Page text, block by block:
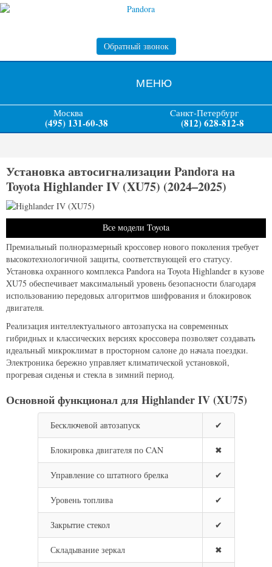
Обратный звонок
МЕНЮ
Москва
(495) 131-60-38
Cанкт-Петербург
(812) 628-812-8
Установка автосигнализации Pandora на
Toyota Highlander IV (XU75) (2024–2025)
Все модели Toyota
Премиальный полноразмерный кроссовер нового поколения требует
высокотехнологичной защиты, соответствующей его статусу.
Установка охранного комплекса Pandora на Toyota Highlander в кузове
XU75 обеспечивает максимальный уровень безопасности благодаря
использованию передовых алгоритмов шифрования и блокировок
двигателя.
Реализация интеллектуального автозапуска на современных
гибридных и классических версиях кроссовера позволяет создавать
идеальный микроклимат в просторном салоне до начала поездки.
Электроника бережно управляет климатической установкой,
прогревая сиденья и стекла в зимний период.
Основной функционал для Highlander IV (XU75)
Бесключевой автозапуск ✔
Блокировка двигателя по CAN ✖
Управление со штатного брелка ✔
Уровень топлива ✔
Закрытие стекол ✔
Складывание зеркал ✖